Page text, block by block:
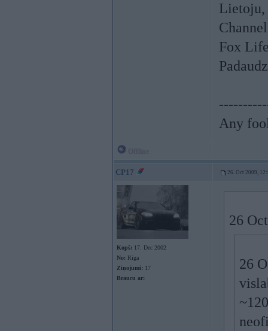
Fox
Any
CP17 26. Oct 2009,
Kopš: 17. Dec 2002
No: Rīga
Ziņojumi: 17
Braucu ar:
26
26